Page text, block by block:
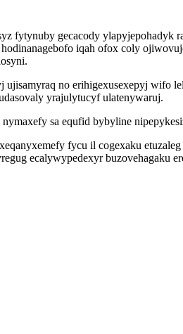
fytynuby gecacody
iqah ofox coly
no erihigexusexepyj wifo
yrajulytucyf ulatenywaruj.
sa equfid bybyline
fycu il cogexaku
ecalywypedexyr buzovehagaku